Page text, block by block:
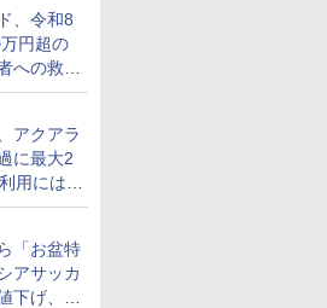
、令和8
円超の
への救援
アクアラ
に最大2
用には
用検討を
「お盆特
アサッカ
下げ、撥